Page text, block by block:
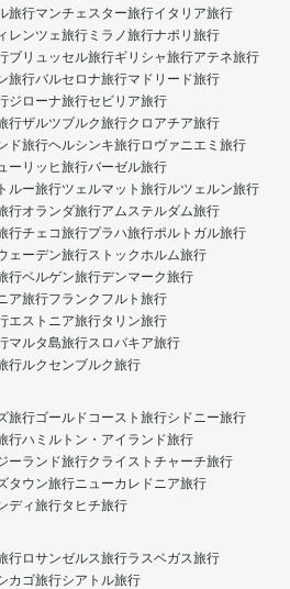
旅行マンチェスター旅行イタリア旅行
レンツェ旅行 ミラノ旅行ナポリ旅行
ブリュッセル旅行ギリシャ旅行アテネ旅行
旅行バルセロナ旅行マドリード旅行
ジローナ旅行セビリア旅行
行ザルツブルク旅行クロアチア旅行
ド旅行ヘルシンキ旅行ロヴァニエミ旅行
ーリッヒ旅行バーゼル旅行
ルー旅行ツェルマット旅行ルツェルン旅行
行オランダ旅行アムステルダム旅行
行チェコ旅行プラハ旅行ポルトガル旅行
ェーデン旅行ストックホルム旅行
行ベルゲン旅行デンマーク旅行
ア旅行フランクフルト旅行
エストニア旅行タリン旅行
マルタ島旅行スロバキア旅行
行ルクセンブルク旅行
旅行ゴールドコースト旅行シドニー旅行
行ハミルトン・アイランド旅行
ーランド旅行クライストチャーチ旅行
タウン旅行ニューカレドニア旅行
ディ旅行タヒチ旅行
行ロサンゼルス旅行ラスベガス旅行
カゴ旅行シアトル旅行